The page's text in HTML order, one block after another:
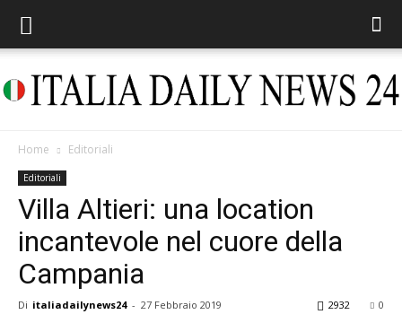
Daily
Home Editoriali
Editoriali
Villa Altieri: una location
incantevole nel cuore della
Campania
Di italiadailynews24 - 27 Febbraio 2019 0
2932